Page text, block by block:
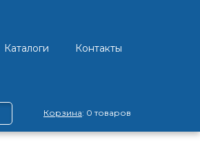
Каталоги Контакты
Корзина: 0 товаров